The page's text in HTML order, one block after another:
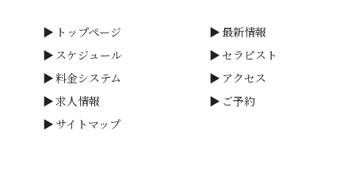
(3)個人情報の提供等
当店は、法令で定める場合を除き、本人の同意に基づき取得し
た個人情報を、本人の事前の同意なく第三者に提供することは
ありません。なお、本人の求めによる個人情報の開示、訂正、
追加若しくは削除又は利用目的の通知については、法令に従い
これを行うとともに、ご意見、ご相談に関して適切に対応しま
トップページ
最新情報
スケジュール
セラピスト
料金システム
アクセス
求人情報
ご予約
サイトマップ